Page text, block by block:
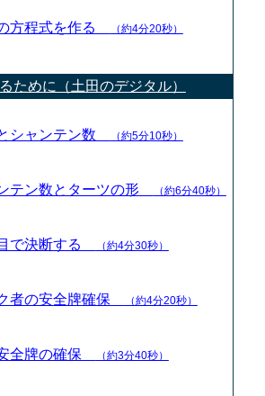
方程式を作る （約4分20秒）
ために（土田のデジタル）
シャンテン数 （約5分10秒）
テン数とターツの形 （約6分40秒）
で決断する （約4分30秒）
者の安全牌確保 （約4分20秒）
全牌の確保 （約3分40秒）